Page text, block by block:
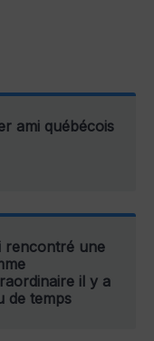
ami québécois
rencontré une
il y a
de temps